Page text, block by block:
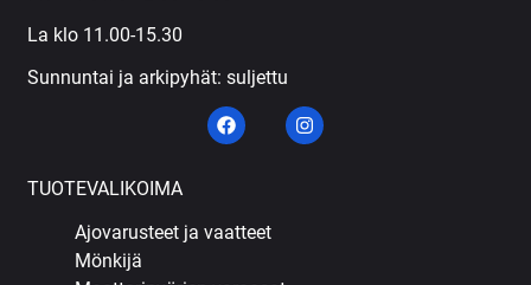
La klo 11.00-15.30
Sunnuntai ja arkipyhät: suljettu
TUOTEVALIKOIMA
Ajovarusteet ja vaatteet
Mönkijä